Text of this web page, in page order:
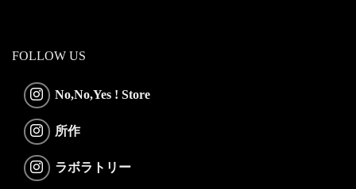
FOLLOW US
No,No,Yes ! Store
所作
ラボラトリー